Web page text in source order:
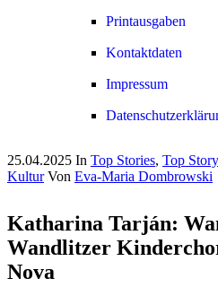
Printausgaben
Kontaktdaten
Impressum
25.04.2025 In Top Stories, Top Story
Kultur Von Eva-Maria Dombrowski
Katharina Tarján:
Wandlitzer
Nova